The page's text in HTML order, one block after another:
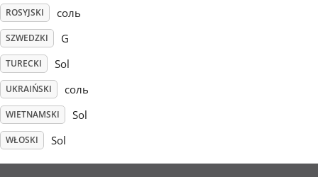
Українська
简体中文
ROSYJSKI соль
SZWEDZKI G
TURECKI Sol
UKRAIŃSKI соль
WIETNAMSKI Sol
WŁOSKI Sol